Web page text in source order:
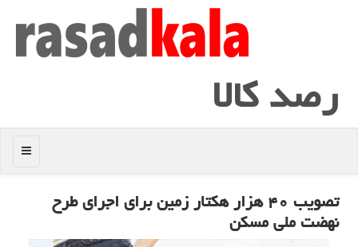
رصد كالا
منو
تصویب ۴۰ هزار هکتار زمین برای اجرای طرح
نهضت ملی مسکن